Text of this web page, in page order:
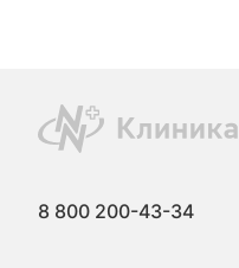
8 800 200-43-34